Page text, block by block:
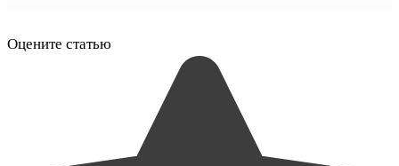
Оцените статью